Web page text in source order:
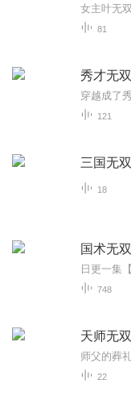
81
秀才无双
121
三国无双
18
国术无双
748
天师无双
22